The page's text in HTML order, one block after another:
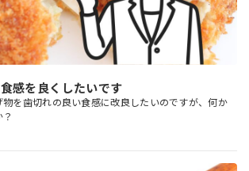
感を良くしたいです
を歯切れの良い食感に改良したいのですが、何か